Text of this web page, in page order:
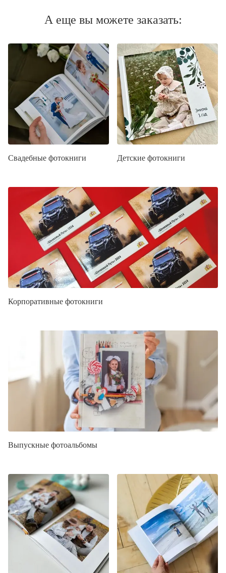
А еще вы можете заказать:
Свадебные фотокниги Детские фотокниги
Корпоративные фотокниги
Выпускные фотоальбомы